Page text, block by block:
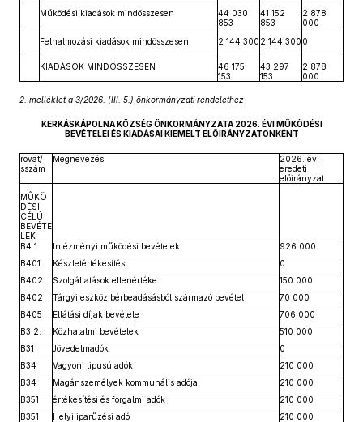
Működési kiadások mindösszesen
44 030
853
41 152
853
2 878
000
Felhalmozási kiadások mindösszesen
2 144 300 2 144 300 0
KIADÁSOK MINDÖSSZESEN
46 175
153
43 297
153
2 878
000
2. melléklet a 3/2026. (III. 5.) önkormányzati rendelethez
KERKÁSKÁPOLNA KÖZSÉG ÖNKORMÁNYZATA 2026. ÉVI MŰKÖDÉSI
BEVÉTELEI ÉS KIADÁSAI KIEMELT ELŐIRÁNYZATONKÉNT
rovat/
sszám
Megnevezés
2026. évi
eredeti
előirányzat
MŰKÖ
DÉSI
CÉLÚ
BEVÉTE
LEK
B4 1.
Intézményi működési bevételek
926 000
B401
Készletértékesítés
0
B402
Szolgáltatások ellenértéke
150 000
B402
Tárgyi eszköz bérbeadásásból származó bevétel
70 000
B405
Ellátási díjak bevétele
706 000
B3 2.
Közhatalmi bevételek
510 000
B31
Jövedelmadók
0
B34
Vagyoni tipusú adók
210 000
B34
Magánszemélyek kommunális adója
210 000
B351
értékesítési és forgalmi adók
210 000
B351
Helyi iparűzési adó
210 000